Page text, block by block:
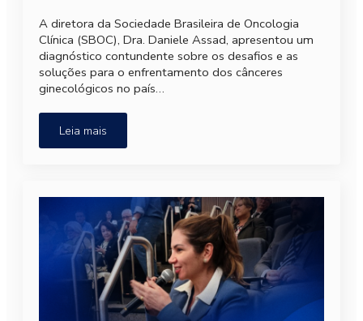
A diretora da Sociedade Brasileira de Oncologia
Clínica (SBOC), Dra. Daniele Assad, apresentou um
diagnóstico contundente sobre os desafios e as
soluções para o enfrentamento dos cânceres
ginecológicos no país…
Leia mais